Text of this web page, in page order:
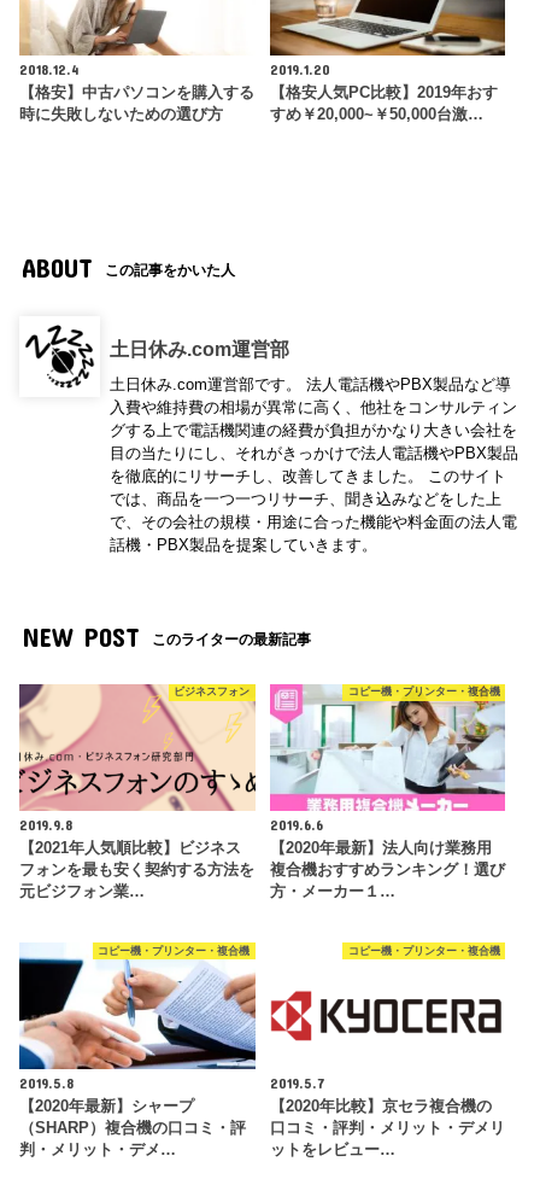
2018.12.4
【格安】中古パソコンを購入する
時に失敗しないための選び方
2019.1.20
【格安人気PC比較】2019年おす
すめ￥20,000~￥50,000台激…
ABOUT この記事をかいた人
土日休み.com運営部
土日休み.com運営部です。 法人電話機やPBX製品など導
入費や維持費の相場が異常に高く、他社をコンサルティン
グする上で電話機関連の経費が負担がかなり大きい会社を
目の当たりにし、それがきっかけで法人電話機やPBX製品
を徹底的にリサーチし、改善してきました。 このサイト
では、商品を一つ一つリサーチ、聞き込みなどをした上
で、その会社の規模・用途に合った機能や料金面の法人電
話機・PBX製品を提案していきます。
NEW POST このライターの最新記事
ビジネスフォン
2019.9.8
【2021年人気順比較】ビジネス
フォンを最も安く契約する方法を
元ビジフォン業…
コピー機・プリンター・複合機
2019.6.6
【2020年最新】法人向け業務用
複合機おすすめランキング！選び
方・メーカー１…
コピー機・プリンター・複合機
2019.5.8
【2020年最新】シャープ
（SHARP）複合機の口コミ・評
判・メリット・デメ…
コピー機・プリンター・複合機
2019.5.7
【2020年比較】京セラ複合機の
口コミ・評判・メリット・デメリ
ットをレビュー…